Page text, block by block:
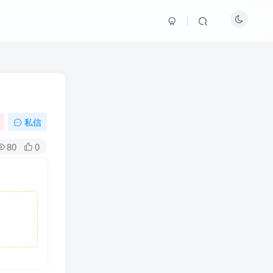
私信
80 0